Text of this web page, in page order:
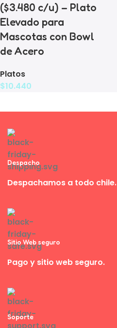
($3.480 c/u) – Plato
Elevado para
Mascotas con Bowl
de Acero
Platos
$10.440
Despacho
Despachamos a todo chile.
Sitio Web seguro
Pago y sitio web seguro.
Soporte